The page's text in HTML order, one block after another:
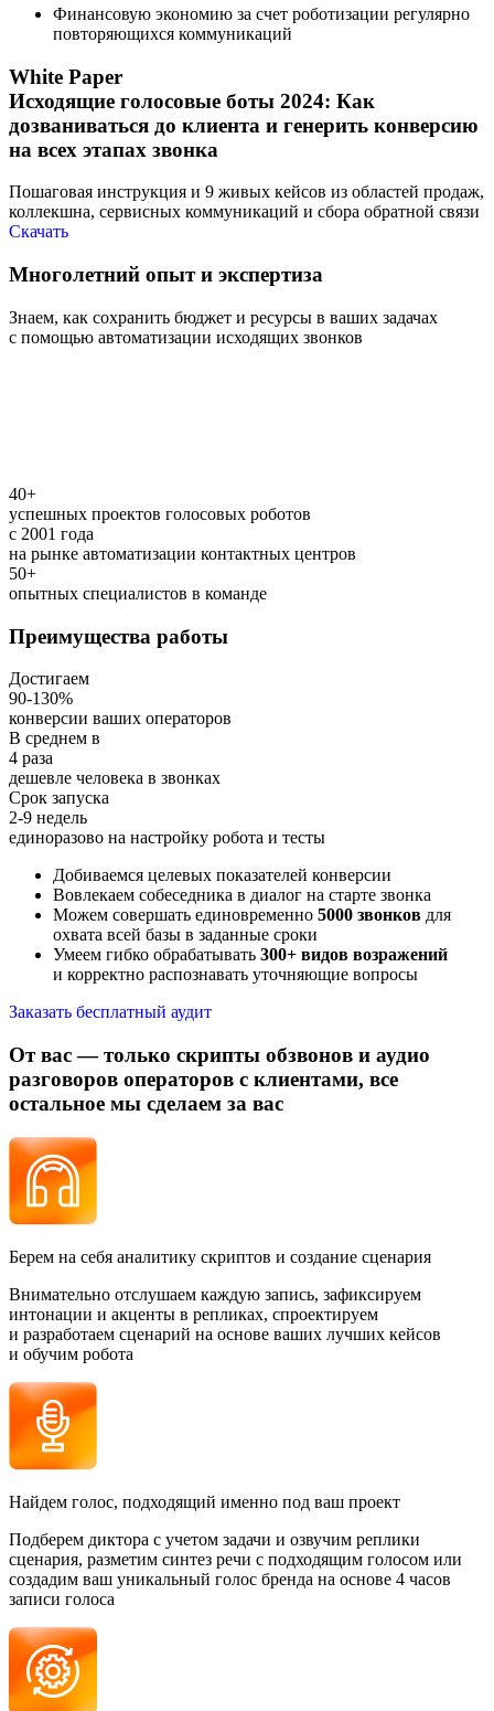
Финансовую экономию за счет роботизации регулярно
повторяющихся коммуникаций
White Paper
Исходящие голосовые боты 2024: Как
дозваниваться до клиента и генерить конверсию
на всех этапах звонка
Пошаговая инструкция и 9 живых кейсов из областей продаж,
коллекшна, сервисных коммуникаций и сбора обратной связи
Скачать
Многолетний опыт и экспертиза
Знаем, как сохранить бюджет и ресурсы в ваших задачах
с помощью автоматизации исходящих звонков
40+
успешных проектов голосовых роботов
c 2001 года
на рынке автоматизации контактных центров
50+
опытных специалистов в команде
Преимущества работы
Достигаем
90-130%
конверсии ваших операторов
В среднем в
4 раза
дешевле человека в звонках
Срок запуска
2-9 недель
единоразово на настройку робота и тесты
Добиваемся целевых показателей конверсии
Вовлекаем собеседника в диалог на старте звонка
Можем совершать единовременно 5000 звонков для
охвата всей базы в заданные сроки
Умеем гибко обрабатывать 300+ видов возражений
и корректно распознавать уточняющие вопросы
Заказать бесплатный аудит
От вас —только скрипты обзвонов и аудио
разговоров операторов с клиентами, все
остальное мы сделаем за вас
Берем на себя аналитику скриптов и создание сценария
Внимательно отслушаем каждую запись, зафиксируем
интонации и акценты в репликах, спроектируем
и разработаем сценарий на основе ваших лучших кейсов
и обучим робота
Найдем голос, подходящий именно под ваш проект
Подберем диктора с учетом задачи и озвучим реплики
сценария, разметим синтез речи с подходящим голосом или
создадим ваш уникальный голос бренда на основе 4 часов
записи голоса